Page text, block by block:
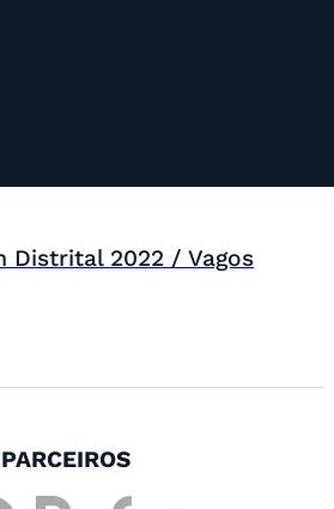
Distrital 2022 / Vagos
PARCEIROS